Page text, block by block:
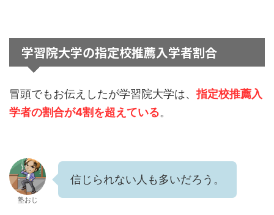
学習院大学の指定校推薦入学者割合
冒頭でもお伝えしたが学習院大学は、指定校推薦入
学者の割合が4割を超えている。
塾おじ
信じられない人も多いだろう。